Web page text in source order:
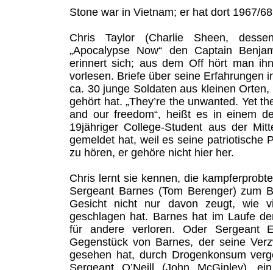
Stone war in Vietnam; er hat dort 1967/
Chris Taylor (Charlie Sheen,
„Apocalypse Now“ den Captain
erinnert sich; aus dem Off hört man
vorlesen. Briefe über seine Erfahrungen
ca. 30 junge Soldaten aus kleinen
gehört hat. „They’re the unwanted. Yet
and our freedom“, heißt es in einem
19jähriger College-Student aus der
gemeldet hat, weil es seine patriotische
zu hören, er gehöre nicht hier her.
Chris lernt sie kennen, die
Sergeant Barnes (Tom Berenger) zum
Gesicht nicht nur davon zeugt, wie
geschlagen hat. Barnes hat im Laufe
für andere verloren. Oder Sergeant
Gegenstück von Barnes, der seine
gesehen hat, durch Drogenkonsum
Sergeant O’Neill (John McGinley),